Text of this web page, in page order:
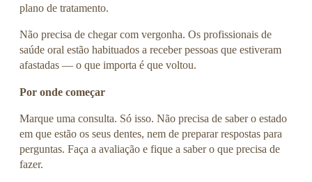
plano de tratamento.
Não precisa de chegar com vergonha. Os profissionais de
saúde oral estão habituados a receber pessoas que estiveram
afastadas — o que importa é que voltou.
Por onde começar
Marque uma consulta. Só isso. Não precisa de saber o estado
em que estão os seus dentes, nem de preparar respostas para
perguntas. Faça a avaliação e fique a saber o que precisa de
fazer.